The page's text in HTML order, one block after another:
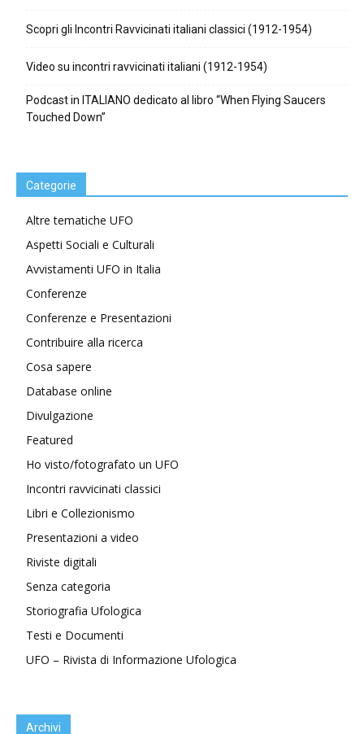
Scopri gli Incontri Ravvicinati italiani classici (1912-1954)
Video su incontri ravvicinati italiani (1912-1954)
Podcast in ITALIANO dedicato al libro “When Flying Saucers
Touched Down”
Categorie
Altre tematiche UFO
Aspetti Sociali e Culturali
Avvistamenti UFO in Italia
Conferenze
Conferenze e Presentazioni
Contribuire alla ricerca
Cosa sapere
Database online
Divulgazione
Featured
Ho visto/fotografato un UFO
Incontri ravvicinati classici
Libri e Collezionismo
Presentazioni a video
Riviste digitali
Senza categoria
Storiografia Ufologica
Testi e Documenti
UFO – Rivista di Informazione Ufologica
Archivi